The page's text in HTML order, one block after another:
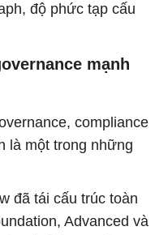
độ phức tạp cấu
mạnh
compliance
là một trong những
đã tái cấu trúc toàn
Advanced và